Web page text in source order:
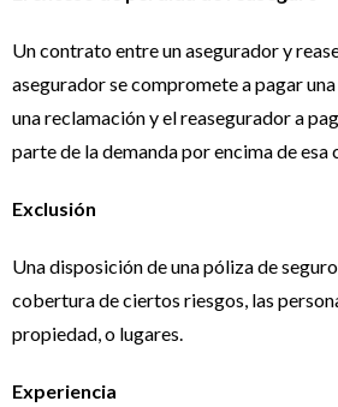
Un contrato entre un asegurador y
asegurador se compromete a pagar
una reclamación y el reasegurador a
parte de la demanda por encima de esa
Exclusión
Una disposición de una póliza de
cobertura de ciertos riesgos, las
propiedad, o lugares.
Experiencia